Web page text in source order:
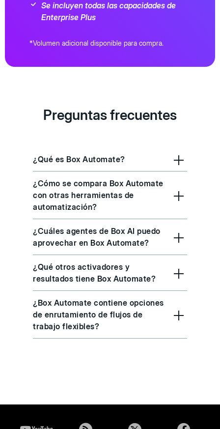
Se incluyen todas las capacidades de
Enterprise Plus
*Volumen adicional disponible para compra.
Preguntas frecuentes
¿Qué es Box Automate?
¿Cómo se compara Box Automate
con otras herramientas de
automatización?
¿Cuáles agentes de Box AI puedo
aprovechar en Box Automate?
¿Qué otros activadores y
resultados tiene Box Automate?
¿Box Automate contiene opciones
de enrutamiento de flujos de
trabajo flexibles?